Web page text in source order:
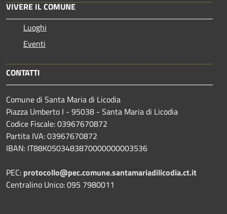
VIVERE IL COMUNE
Luoghi
Eventi
CONTATTI
Comune di Santa Maria di Licodia
Piazza Umberto I - 95038 - Santa Maria di Licodia
Codice Fiscale: 03967670872
Partita IVA: 03967670872
IBAN: IT88K0503483870000000003536
PEC: protocollo@pec.comune.santamariadilicodia.ct.it
Centralino Unico: 095 7980011